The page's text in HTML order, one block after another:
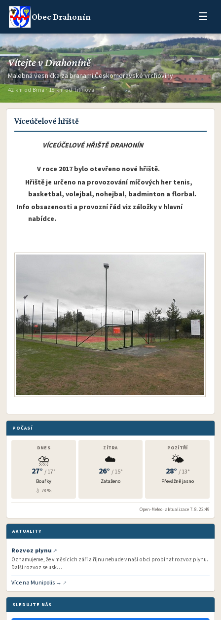
Obec Drahonín ☰
Vítejte v Drahoníně
Malebná vesnička za branami Českomoravské vrchoviny
42 km od Brna · 18 km od Tišnova
Víceúčelové hřiště
VÍCEÚČELOVÉ HŘIŠTĚ DRAHONÍN
V roce 2017 bylo otevřeno nové hřiště.
Hřiště je určeno na provozování míčových her tenis,
basketbal, volejbal, nohejbal, badminton a florbal.
Info obsazenosti a provozní řád viz záložky v hlavní
nabídce.
POČASÍ
DNES
⛈️
27°/ 17°
Bouřky
💧 78 %
ZÍTRA
☁️
26° / 15°
Zataženo
POZÍTŘÍ
🌤️
28° / 13°
Převážně jasno
Open-Meteo · aktualizace 7. 8. 22:49
AKTUALITY
Rozvoz plynu
Oznamujeme, že v měsících září a říjnu nebude v naší obci probíhat rozvoz plynu.
Další rozvoz se usk…
Více na Munipolis →
SLEDUJTE NÁS